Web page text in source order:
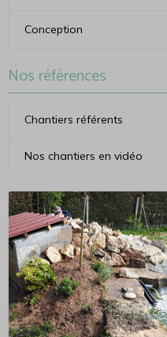
Conception
Nos références
Chantiers référents
Nos chantiers en vidéo